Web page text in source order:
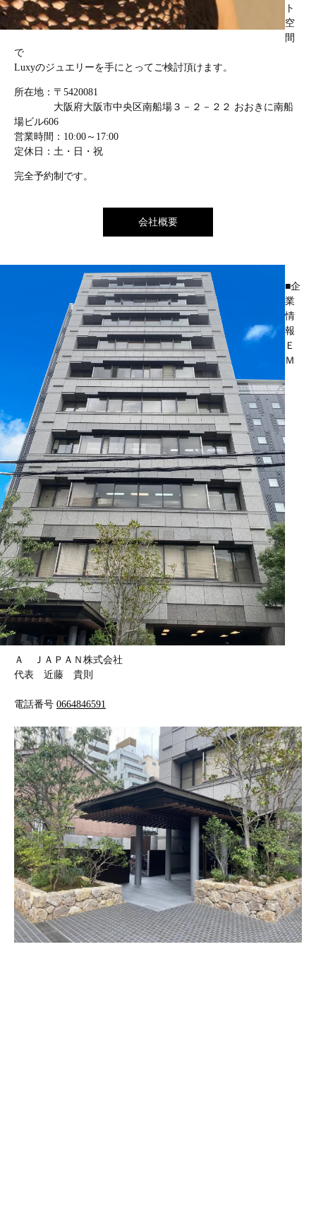
ト
空
間
で
Luxyのジュエリーを手にとってご検討頂けます。
所在地：〒5420081
大阪府大阪市中央区南船場３－２－２２ おおきに南船
場ビル606
営業時間：10:00～17:00
定休日：土・日・祝
完全予約制です。
会社概要
■企
業
情
報
Ｅ
Ｍ
Ａ ＪＡＰＡＮ株式会社
代表 近藤 貴則
電話番号 0664846591